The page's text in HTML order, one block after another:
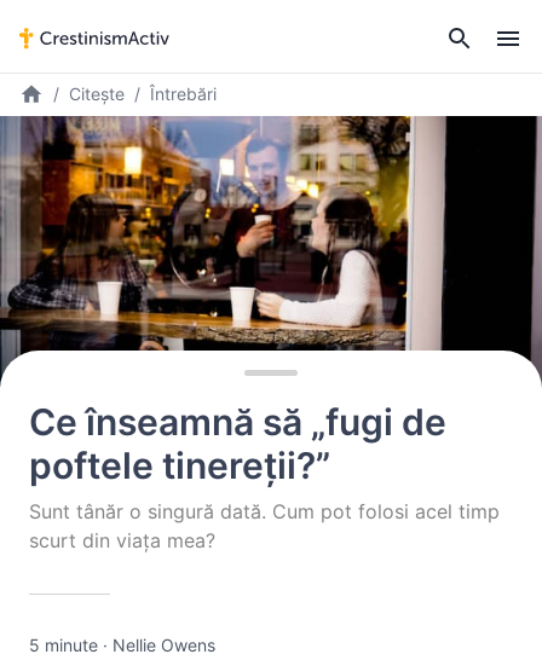
Citește Întrebări
Ce înseamnă să „fugi de
poftele tinereții?”
Sunt tânăr o singură dată. Cum pot folosi acel timp
scurt din viața mea?
5 minute · Nellie Owens